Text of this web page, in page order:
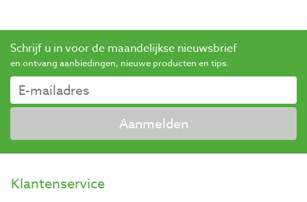
Schrijf u in voor de maandelijkse nieuwsbrief
en ontvang aanbiedingen, nieuwe producten en tips.
Aanmelden
Klantenservice